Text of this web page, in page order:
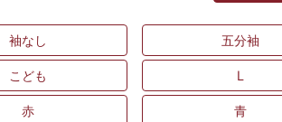
袖なし 五分袖
こども L
赤 青